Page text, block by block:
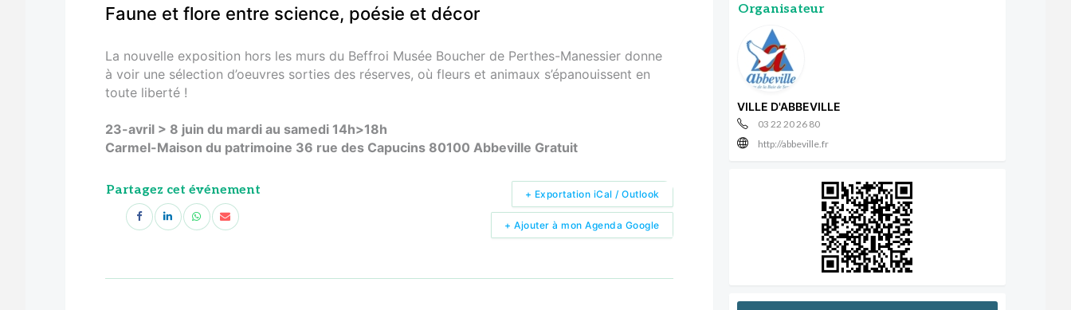
Faune et flore entre science, poésie et décor
La nouvelle exposition hors les murs du Beffroi Musée Boucher de Perthes-Manessier donne
à voir une sélection d’oeuvres sorties des réserves, où fleurs et animaux s’épanouissent en
toute liberté !
23-avril > 8 juin du mardi au samedi 14h>18h
Carmel-Maison du patrimoine 36 rue des Capucins 80100 Abbeville Gratuit
Partagez cet événement
+ Ajouter à mon Agenda Google
+ Exportation iCal / Outlook
Organisateur
VILLE D'ABBEVILLE
03 22 20 26 80
http://abbeville.fr